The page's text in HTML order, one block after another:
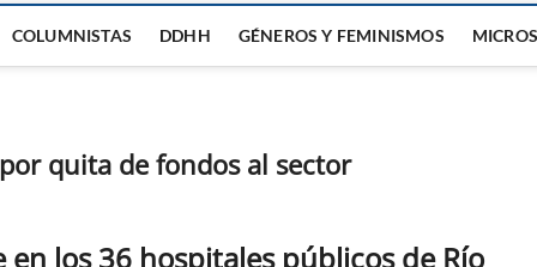
COLUMNISTAS DDHH GÉNEROS Y FEMINISMOS
quita de fondos al sector
los 36 hospitales públicos de Río